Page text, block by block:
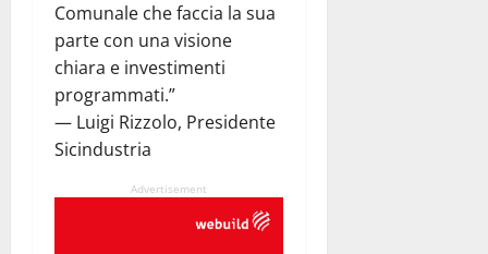
Comunale che faccia la sua
parte con una visione
chiara e investimenti
programmati.”
— Luigi Rizzolo, Presidente
Sicindustria
Advertisement